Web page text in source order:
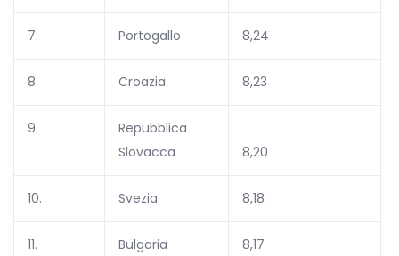
7. Portogallo 8,24
8. Croazia 8,23
9.
Repubblica
Slovacca
8,20
10. Svezia 8,18
11. Bulgaria 8,17